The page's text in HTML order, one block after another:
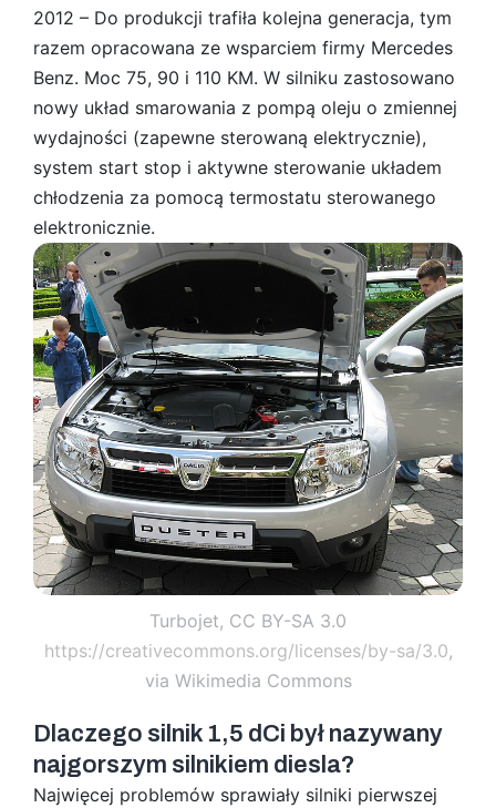
2012 – Do produkcji trafiła kolejna generacja, tym
razem opracowana ze wsparciem firmy Mercedes
Benz. Moc 75, 90 i 110 KM. W silniku zastosowano
nowy układ smarowania z pompą oleju o zmiennej
wydajności (zapewne sterowaną elektrycznie),
system start stop i aktywne sterowanie układem
chłodzenia za pomocą termostatu sterowanego
elektronicznie.
Turbojet, CC BY-SA 3.0
https://creativecommons.org/licenses/by-sa/3.0,
via Wikimedia Commons
Dlaczego silnik 1,5 dCi był nazywany
najgorszym silnikiem diesla?
Najwięcej problemów sprawiały silniki pierwszej